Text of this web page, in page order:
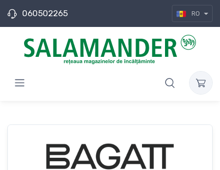
060502265 RO